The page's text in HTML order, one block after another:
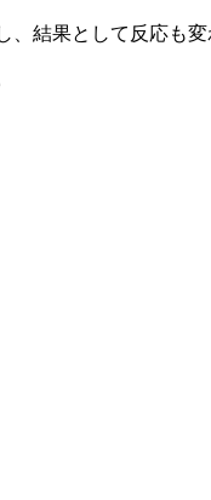
結果として反応も